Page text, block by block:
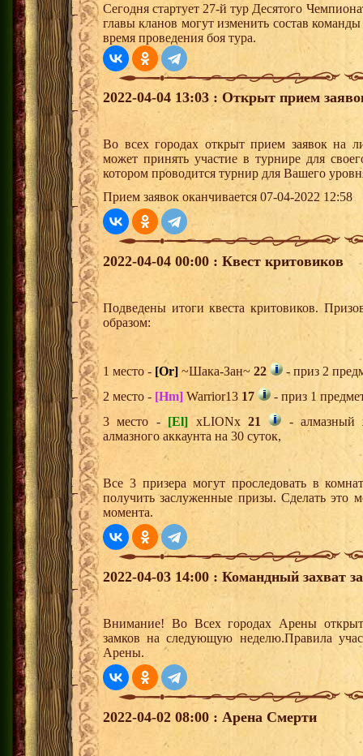
Сегодня стартует 27-й тур Десятого
главы кланов могут изменить состав
время проведения боя тура.
2022-04-04 13:03 : Открыт прием
Во всех городах открыт прием заявок на
может принять участие в турнире для
котором проводится турнир для Вашего
Прием заявок оканчивается 07-04-2022 12:58
2022-04-04 00:00 : Квест критовиков
Подведены итоги квеста критовиков.
образом:
1 место - [Or] ~Шака-Зан~ 22
- приз 2
2 место - [Hm] Warrior13 17
- приз 1
3 место - [El] xLIONx 21
- алмазный
алмазного аккаунта на 30 суток,
Все 3 призера могут проследовать в
получить заслуженные призы. Сделать это
момента.
2022-04-03 14:00 : Командный захват
Внимание! Во Всех городах Арены
замков на следующую неделю.Правила
Арены.
2022-04-02 08:00 : Арена Смерти